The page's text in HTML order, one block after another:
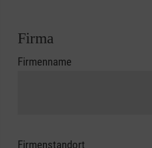
Firma
Firmenname
Firmenstandort